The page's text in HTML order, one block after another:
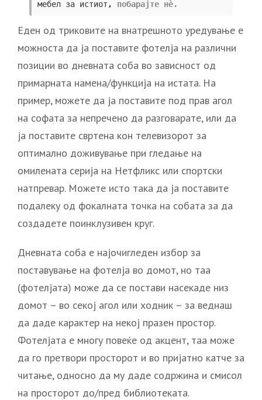
мебел за истиот , побарајте нè.
Еден од триковите на внатрешното уредување е
можноста да ја поставите фотелја на различни
позиции во дневната соба во зависност од
примарната намена/функција на истата. На
пример, можете да ја поставите под прав агол
на софата за непречено да разговарате, или да
ја поставите свртена кон телевизорот за
оптимално доживување при гледање на
омилената серија на Нетфликс или спортски
натпревар. Можете исто така да ја поставите
подалеку од фокалната точка на собата за да
создадете поинклузивен круг.
Дневната соба е најочигледен избор за
поставување на фотелја во домот, но таа
(фотелјата) може да се постави насекаде низ
домот – во секој агол или ходник – за веднаш
да даде карактер на некој празен простор.
Фотелјата е многу повеќе од акцент, таа може
да го претвори просторот и во пријатно катче за
читање, односно да му даде содржина и смисол
на просторот до/пред библиотеката.